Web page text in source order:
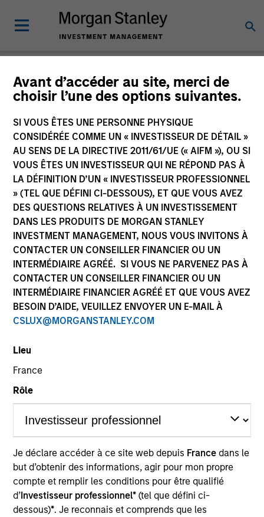
Avant d’accéder au site, merci de
choisir l’une des options suivantes.
SI VOUS ÊTES UNE PERSONNE PHYSIQUE
CONSIDÉRÉE COMME UN « INVESTISSEUR DE DÉTAIL »
AU SENS DE LA DIRECTIVE 2011/61/UE (« AIFM »), OU SI
VOUS ÊTES UN INVESTISSEUR QUI NE RÉPOND PAS À
LA DÉFINITION D’UN « INVESTISSEUR PROFESSIONNEL
» (TEL QUE DÉFINI CI-DESSOUS), ET QUE VOUS AVEZ
DES QUESTIONS RELATIVES À UN INVESTISSEMENT
DANS LES PRODUITS DE MORGAN STANLEY
INVESTMENT MANAGEMENT, NOUS VOUS INVITONS À
CONTACTER UN CONSEILLER FINANCIER OU UN
INTERMÉDIAIRE AGRÉÉ. SI VOUS NE PARVENEZ PAS À
CONTACTER UN CONSEILLER FINANCIER OU UN
INTERMÉDIAIRE FINANCIER AGRÉÉ ET QUE VOUS AVEZ
BESOIN D’AIDE, VEUILLEZ ENVOYER UN E-MAIL À
CSLUX@MORGANSTANLEY.COM
Lieu
France
Rôle
Je déclare accéder à ce site web depuis France dans le
but d’obtenir des informations, agir pour mon propre
compte et remplir les conditions pour être qualifié
d’Investisseur professionnel*(tel que défini ci-
dessous)*. Je reconnais et comprends que les
Publications
271sur271résultats Filters
DANS LES MÉDIAS
Financial Services Review: Building
Personalized Portfolios through Direct
Indexing
one of Financial Services Review's "Top Direct
Indexing Solutions 2026," recognizing the firm's
longstanding leadership in personalized, tax-
managed investing. The profile highlights
Parametric's client-centric approach to direct
indexing, emphasizing customized portfolio
solutions designed around individual investor
30 JUIL. 2026